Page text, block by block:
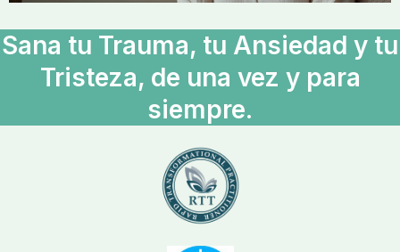
Sana tu Trauma, tu Ansiedad y tu
Tristeza, de una vez y para
siempre.